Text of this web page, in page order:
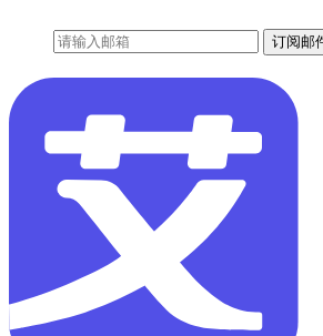
订阅邮